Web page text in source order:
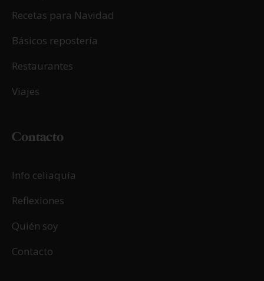
Recetas para Navidad
Básicos repostería
Restaurantes
Viajes
Contacto
Info celiaquía
Reflexiones
Quién soy
Contacto